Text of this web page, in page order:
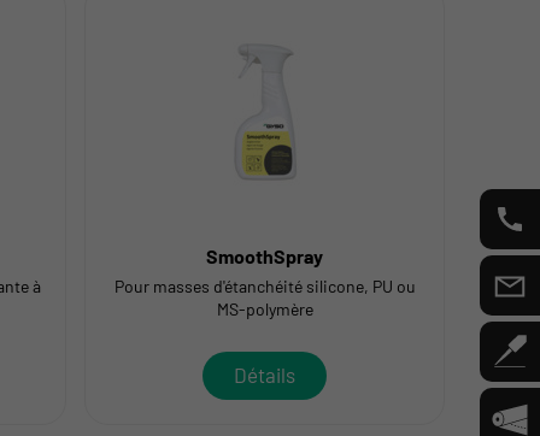
à
SmoothSpray
Pour masses d'étanchéité silicone, PU ou
MS-polymère
Détails